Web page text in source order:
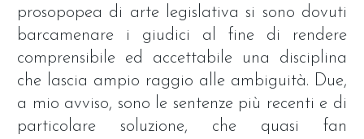
prosopopea di arte legislativa si sono dovuti
barcamenare i giudici al fine di rendere
comprensibile ed accettabile una disciplina
che lascia ampio raggio alle ambiguità. Due,
a mio avviso, sono le sentenze più recenti e di
particolare soluzione, che quasi fan